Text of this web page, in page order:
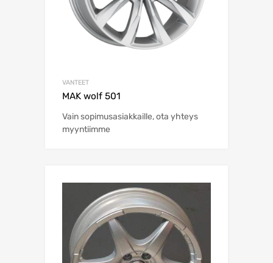
VANTEET
MAK wolf 501
Vain sopimusasiakkaille, ota yhteys
myyntiimme